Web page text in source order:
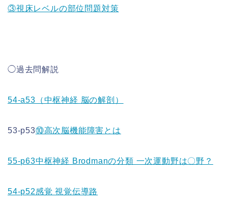
③視床レベルの部位問題対策
◯過去問解説
54-a53（中枢神経 脳の解剖）
53-p53⑩高次脳機能障害とは
55-p63中枢神経 Brodmanの分類 一次運動野は〇野？
54-p52感覚 視覚伝導路